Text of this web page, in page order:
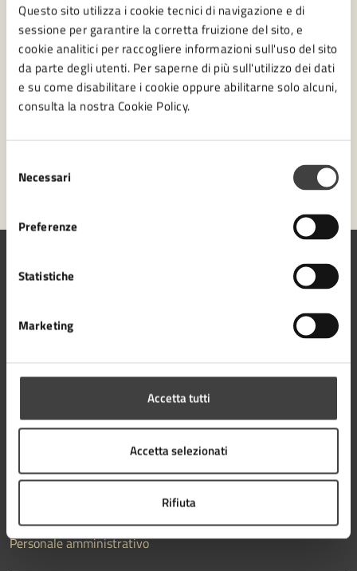
Questo sito utilizza i cookie tecnici di navigazione e di
sessione per garantire la corretta fruizione del sito, e
cookie analitici per raccogliere informazioni sull'uso del sito
da parte degli utenti. Per saperne di più sull'utilizzo dei dati
e su come disabilitare i cookie oppure abilitarne solo alcuni,
consulta la nostra Cookie Policy.
delNecessari
Preferenze
Statistiche
Marketing
Accetta tutti
Accetta selezionati
Rifiuta
Richiedi assistenza
Numero verde 0547-356111
Prenota appuntamento
Comune di Cesena
Aree amministrative
Uffici
Enti e fondazioni
Politici
Personale amministrativo